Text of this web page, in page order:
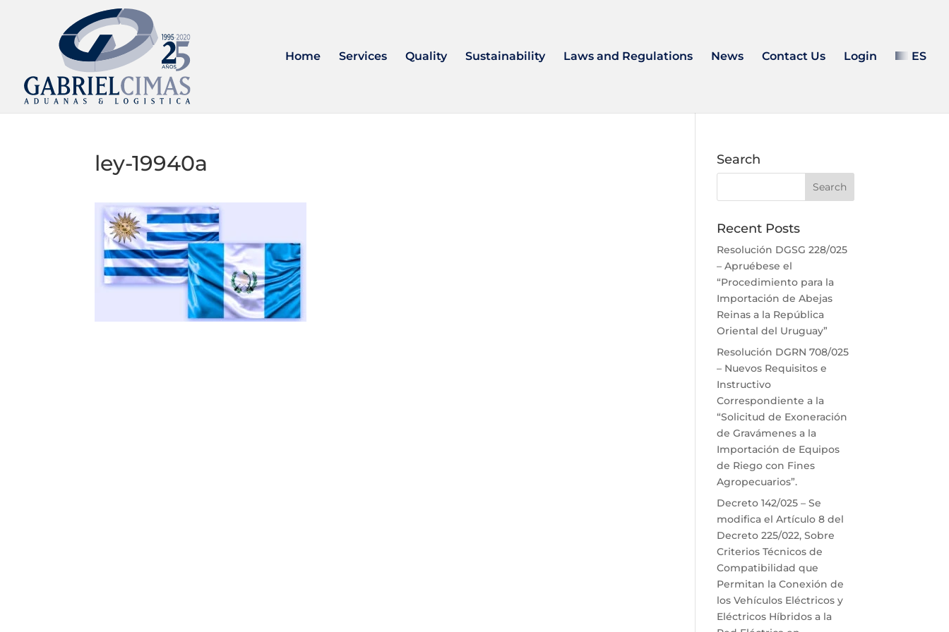
Home Services Quality Sustainability Laws and Regulations News Contact Us Login ES
ley-19940a Search
Recent Posts
Resolución DGSG 228/025
– Apruébese el
“Procedimiento para la
Importación de Abejas
Reinas a la República
Oriental del Uruguay”
Resolución DGRN 708/025
– Nuevos Requisitos e
Instructivo
Correspondiente a la
“Solicitud de Exoneración
de Gravámenes a la
Importación de Equipos
de Riego con Fines
Agropecuarios”.
Decreto 142/025 – Se
modifica el Artículo 8 del
Decreto 225/022, Sobre
Criterios Técnicos de
Compatibilidad que
Permitan la Conexión de
los Vehículos Eléctricos y
Eléctricos Híbridos a la